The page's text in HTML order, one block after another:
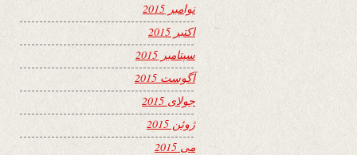
نوامبر 2015
اکتبر 2015
سپتامبر 2015
آگوست 2015
جولای 2015
ژوئن 2015
می 2015